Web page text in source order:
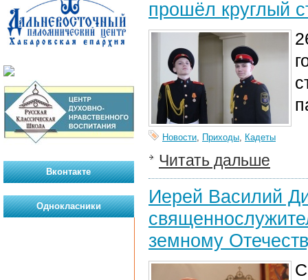
прошёл круглый
Новости, Приходы, Кадеты
Читать дальше
Иерей Василий
земному
Вконтакте
Однокласники